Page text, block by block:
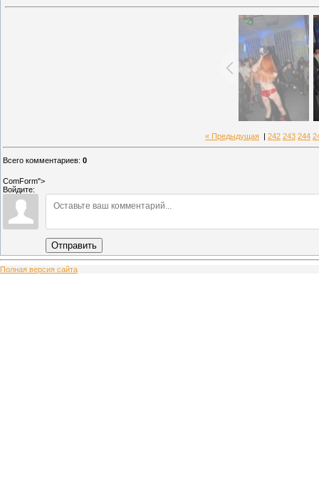
« Предыдущая 242 243 244
Всего комментариев: 0
ComForm">
Войдите:
Отправить
Полная версия сайта